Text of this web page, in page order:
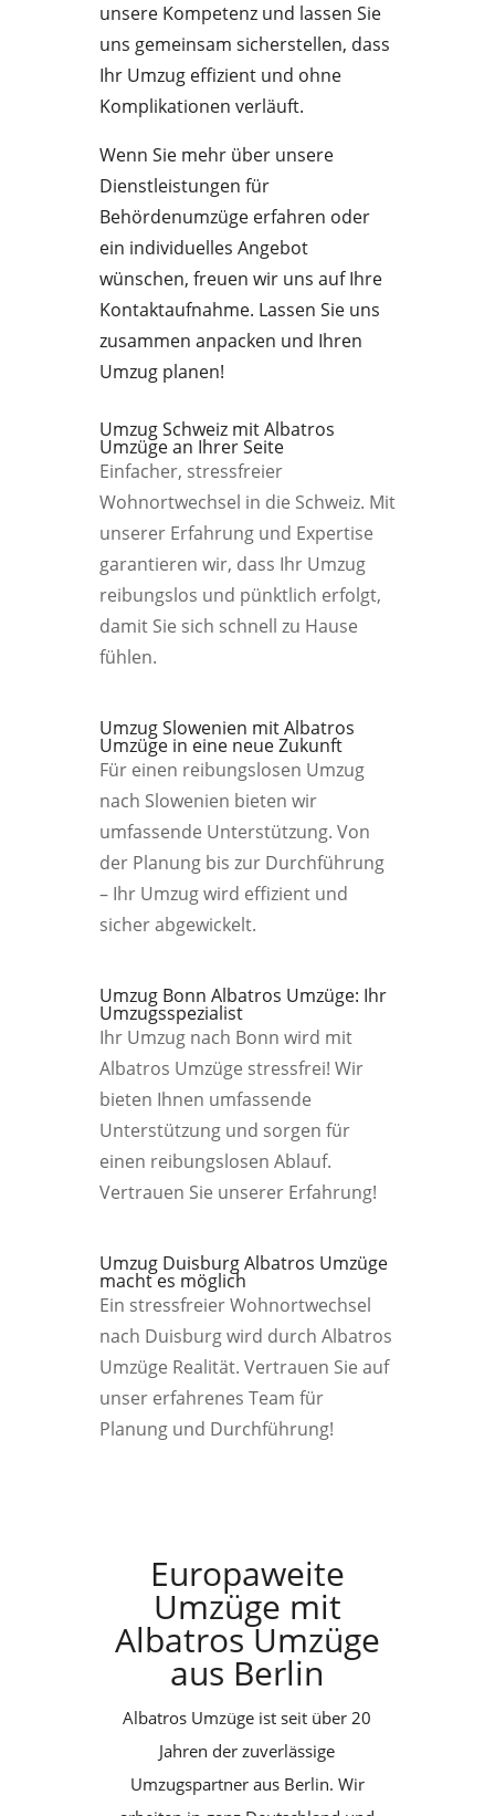
unsere Kompetenz und lassen Sie
uns gemeinsam sicherstellen, dass
Ihr Umzug effizient und ohne
Komplikationen verläuft.
Wenn Sie mehr über unsere
Dienstleistungen für
Behördenumzüge erfahren oder
ein individuelles Angebot
wünschen, freuen wir uns auf Ihre
Kontaktaufnahme. Lassen Sie uns
zusammen anpacken und Ihren
Umzug planen!
Umzug Schweiz mit Albatros
Umzüge an Ihrer Seite
Einfacher, stressfreier
Wohnortwechsel in die Schweiz. Mit
unserer Erfahrung und Expertise
garantieren wir, dass Ihr Umzug
reibungslos und pünktlich erfolgt,
damit Sie sich schnell zu Hause
fühlen.
Umzug Slowenien mit Albatros
Umzüge in eine neue Zukunft
Für einen reibungslosen Umzug
nach Slowenien bieten wir
umfassende Unterstützung. Von
der Planung bis zur Durchführung
– Ihr Umzug wird effizient und
sicher abgewickelt.
Umzug Bonn Albatros Umzüge: Ihr
Umzugsspezialist
Ihr Umzug nach Bonn wird mit
Albatros Umzüge stressfrei! Wir
bieten Ihnen umfassende
Unterstützung und sorgen für
einen reibungslosen Ablauf.
Vertrauen Sie unserer Erfahrung!
Umzug Duisburg Albatros Umzüge
macht es möglich
Ein stressfreier Wohnortwechsel
nach Duisburg wird durch Albatros
Umzüge Realität. Vertrauen Sie auf
unser erfahrenes Team für
Planung und Durchführung!
Europaweite
Umzüge mit
Albatros Umzüge
aus Berlin
Albatros Umzüge ist seit über 20
Jahren der zuverlässige
Umzugspartner aus Berlin. Wir